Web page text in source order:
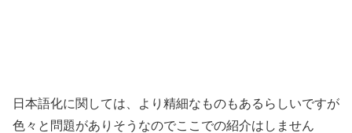
日本語化に関しては、より精細なものもあるらしいですが
色々と問題がありそうなのでここでの紹介はしません